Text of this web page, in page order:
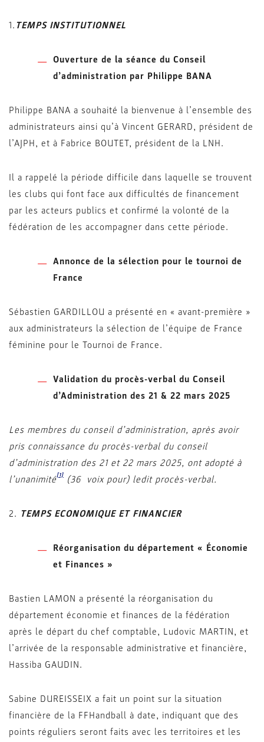
1. TEMPS INSTITUTIONNEL
Ouverture de la séance du Conseil
d’administration par Philippe BANA
Philippe BANA a souhaité la bienvenue à l’ensemble des
administrateurs ainsi qu’à Vincent GERARD, président de
l’AJPH, et à Fabrice BOUTET, président de la LNH.
Il a rappelé la période difficile dans laquelle se trouvent
les clubs qui font face aux difficultés de financement
par les acteurs publics et confirmé la volonté de la
fédération de les accompagner dans cette période.
Annonce de la sélection pour le tournoi de
France
Sébastien GARDILLOU a présenté en « avant-première »
aux administrateurs la sélection de l’équipe de France
féminine pour le Tournoi de France.
Validation du procès-verbal du Conseil
d’Administration des 21 & 22 mars 2025
Les membres du conseil d’administration, après avoir
pris connaissance du procès-verbal du conseil
d’administration des 21 et 22 mars 2025, ont adopté à
l’unanimité[1] (36 voix pour) ledit procès-verbal.
2. TEMPS ECONOMIQUE ET FINANCIER
Réorganisation du département « Économie
et Finances »
Bastien LAMON a présenté la réorganisation du
département économie et finances de la fédération
après le départ du chef comptable, Ludovic MARTIN, et
l’arrivée de la responsable administrative et financière,
Hassiba GAUDIN.
Sabine DUREISSEIX a fait un point sur la situation
financière de la FFHandball à date, indiquant que des
points réguliers seront faits avec les territoires et les